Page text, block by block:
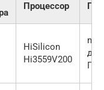
Процессор
HiSilicon
Hi3559V200
до
ГБ